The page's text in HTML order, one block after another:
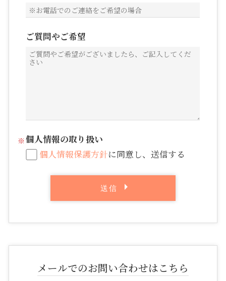
ご質問やご希望
個人情報の取り扱い
個人情報保護方針に同意し、送信する
メールでのお問い合わせはこちら